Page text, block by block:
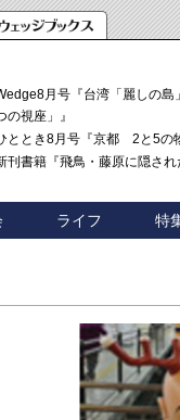
月号『台湾「麗しの
の視座」』
ととき8月号『京都 2と5の
刊書籍『飛鳥・藤原に隠され
ライフ 特